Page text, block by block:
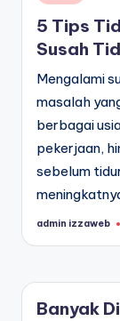
in
5 Tips
Susah
Mengalami
masalah
berbagai
pekerjaan,
sebelum
Posted
admin izzaweb
Banyak